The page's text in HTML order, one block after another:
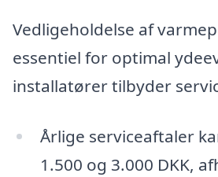
Vedligeholdelse af
essentiel for optimal
installatører tilbyder
Årlige serviceaftaler
1.500 og 3.000 DKK,